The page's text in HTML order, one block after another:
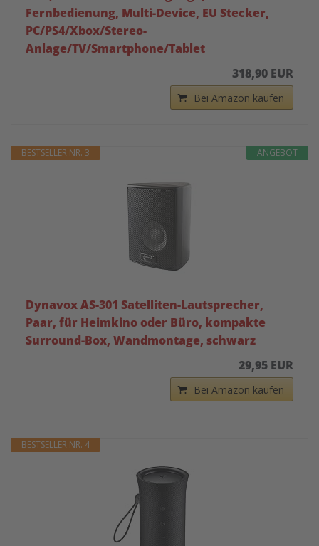
Fernbedienung, Multi-Device, EU Stecker,
PC/PS4/Xbox/Stereo-
Anlage/TV/Smartphone/Tablet
318,90 EUR
Bei Amazon kaufen
ANGEBOT
BESTSELLER NR. 3
Dynavox AS-301 Satelliten-Lautsprecher,
Paar, für Heimkino oder Büro, kompakte
Surround-Box, Wandmontage, schwarz
29,95 EUR
Bei Amazon kaufen
BESTSELLER NR. 4